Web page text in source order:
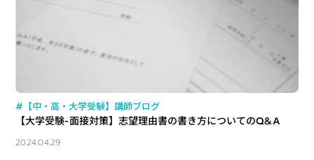
#【中・高・大学受験】講師ブログ
【大学受験-面接対策】志望理由書の書き方についてのQ&A
2024.04.29